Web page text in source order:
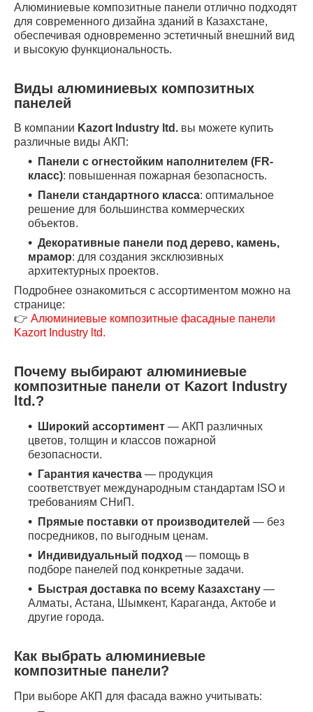
Алюминиевые композитные панели отлично подходят
для современного дизайна зданий в Казахстане,
обеспечивая одновременно эстетичный внешний вид
и высокую функциональность.
Виды алюминиевых композитных
панелей
В компании Kazort Industry ltd. вы можете купить
различные виды АКП:
Панели с огнестойким наполнителем (FR-
класс): повышенная пожарная безопасность.
Панели стандартного класса: оптимальное
решение для большинства коммерческих
объектов.
Декоративные панели под дерево, камень,
мрамор: для создания эксклюзивных
архитектурных проектов.
Подробнее ознакомиться с ассортиментом можно на
странице:
👉 Алюминиевые композитные фасадные панели
Kazort Industry ltd.
Почему выбирают алюминиевые
композитные панели от Kazort Industry
ltd.?
Широкий ассортимент — АКП различных
цветов, толщин и классов пожарной
безопасности.
Гарантия качества — продукция
соответствует международным стандартам ISO и
требованиям СНиП.
Прямые поставки от производителей — без
посредников, по выгодным ценам.
Индивидуальный подход — помощь в
подборе панелей под конкретные задачи.
Быстрая доставка по всему Казахстану —
Алматы, Астана, Шымкент, Караганда, Актобе и
другие города.
Как выбрать алюминиевые
композитные панели?
При выборе АКП для фасада важно учитывать: